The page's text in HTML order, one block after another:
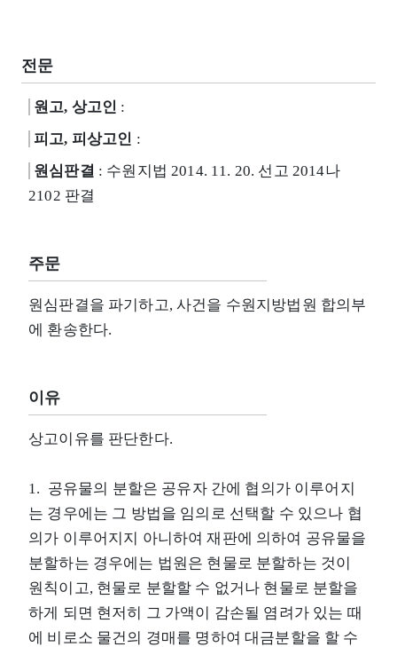
전문
원고, 상고인 :
피고, 피상고인 :
원심판결 : 수원지법 2014. 11. 20. 선고 2014나
2102 판결
주문
원심판결을 파기하고, 사건을 수원지방법원 합의부
에 환송한다.
이유
상고이유를 판단한다.
1. 공유물의 분할은 공유자 간에 협의가 이루어지
는 경우에는 그 방법을 임의로 선택할 수 있으나 협
의가 이루어지지 아니하여 재판에 의하여 공유물을
분할하는 경우에는 법원은 현물로 분할하는 것이
원칙이고, 현물로 분할할 수 없거나 현물로 분할을
하게 되면 현저히 그 가액이 감손될 염려가 있는 때
에 비로소 물건의 경매를 명하여 대금분할을 할 수